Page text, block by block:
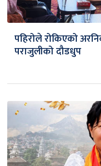
पहिरोले रोकिएको
पराजुलीको दौडधुप